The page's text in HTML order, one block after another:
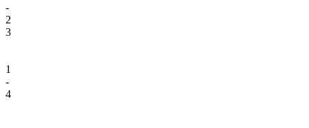
-
2
3
1
-
4